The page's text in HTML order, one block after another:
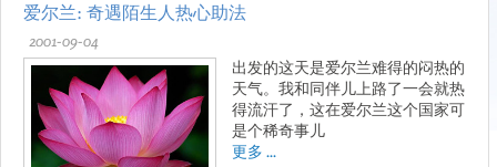
爱尔兰: 奇遇陌生人热心助法
2001-09-04
出发的这天是爱尔兰难得的闷热的
天气。我和同伴儿上路了一会就热
得流汗了，这在爱尔兰这个国家可
是个稀奇事儿
更多 ...